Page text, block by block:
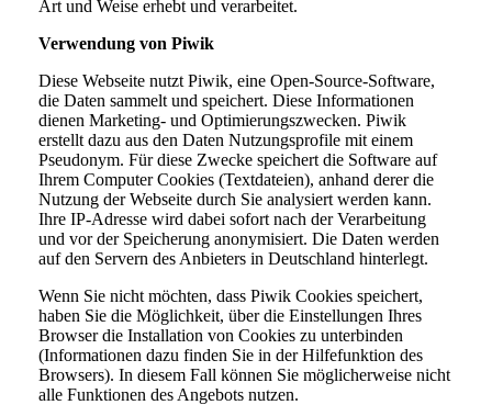
Art und Weise erhebt und verarbeitet.
Verwendung von Piwik
Diese Webseite nutzt Piwik, eine Open-Source-Software,
die Daten sammelt und speichert. Diese Informationen
dienen Marketing- und Optimierungszwecken. Piwik
erstellt dazu aus den Daten Nutzungsprofile mit einem
Pseudonym. Für diese Zwecke speichert die Software auf
Ihrem Computer Cookies (Textdateien), anhand derer die
Nutzung der Webseite durch Sie analysiert werden kann.
Ihre IP-Adresse wird dabei sofort nach der Verarbeitung
und vor der Speicherung anonymisiert. Die Daten werden
auf den Servern des Anbieters in Deutschland hinterlegt.
Wenn Sie nicht möchten, dass Piwik Cookies speichert,
haben Sie die Möglichkeit, über die Einstellungen Ihres
Browser die Installation von Cookies zu unterbinden
(Informationen dazu finden Sie in der Hilfefunktion des
Browsers). In diesem Fall können Sie möglicherweise nicht
alle Funktionen des Angebots nutzen.